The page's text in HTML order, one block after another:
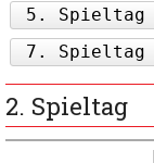
5. Spieltag
7. Spieltag
2. Spieltag